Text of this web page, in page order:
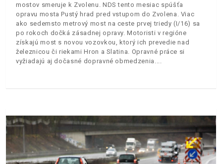
mostov smeruje k Zvolenu. NDS tento mesiac spúšťa
opravu mosta Pustý hrad pred vstupom do Zvolena. Viac
ako sedemsto metrový most na ceste prvej triedy (I/16) sa
po rokoch dočká zásadnej opravy. Motoristi v regióne
získajú most s novou vozovkou, ktorý ich prevedie nad
železnicou či riekami Hron a Slatina. Opravné práce si
vyžiadajú aj dočasné dopravné obmedzenia.